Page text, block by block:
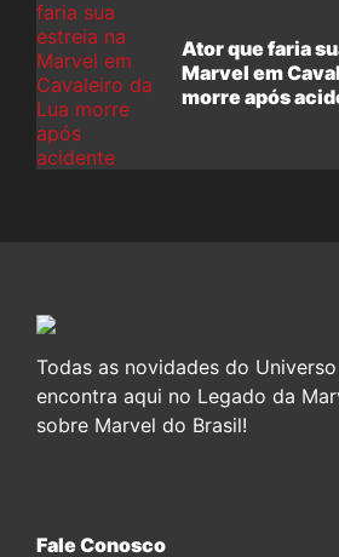
Ator que faria
Marvel em
morre após
Todas as novidades do
encontra aqui no Legado da
sobre Marvel do Brasil!
Fale Conosco